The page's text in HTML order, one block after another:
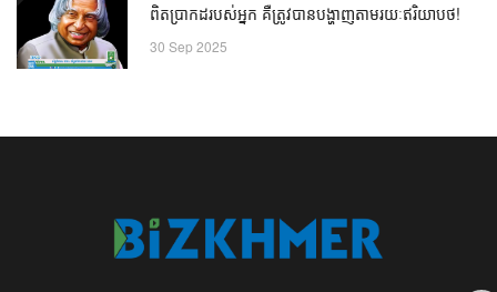
ពិតប្រាកដរបស់អ្នក គឺត្រូវបានបង្ហាញតាមរយៈឥរិយាបថ!
30 Sep 2025